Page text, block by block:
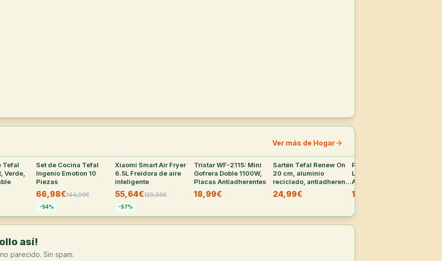
Ver más de Hogar
Tefal
Verde,
Set de Cocina Tefal
Ingenio Emotion 10
Piezas
66,98€144,99€
-54%
24°
Xiaomi Smart Air Fryer
6.5L Freidora de aire
inteligente
55,64€129,99€
-57%
23
Tristar WF-2115: Mini
Gofrera Doble 1100W,
Placas Antiadherentes
18,99€
37°
Sartén Tefal Renew On
20 cm, aluminio
reciclado, antiadherente
cerámico
24,99€
Pack 2x Detergente
Líquido Wipp Express
Antiolores 55 Lavados
15,29€
así!
parecido. Sin spam.